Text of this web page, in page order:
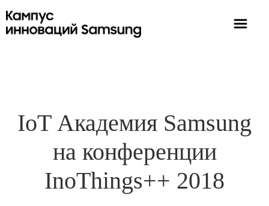
IoT Академия Samsung
на конференции
InoThings++ 2018